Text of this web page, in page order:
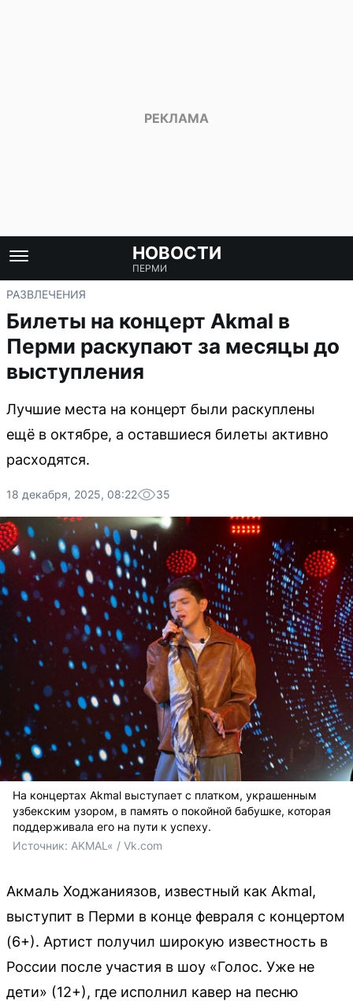
НОВОСТИ
ПЕРМИ
РАЗВЛЕЧЕНИЯ
Билеты на концерт Akmal в
Перми раскупают за месяцы до
выступления
Лучшие места на концерт были раскуплены
ещё в октябре, а оставшиеся билеты активно
расходятся.
18 декабря, 2025, 08:22 35
На концертах Akmal выступает с платком, украшенным
узбекским узором, в память о покойной бабушке, которая
поддерживала его на пути к успеху.
Источник: AKMAL« / Vk.com
Акмаль Ходжаниязов, известный как Akmal,
выступит в Перми в конце февраля с концертом
(6+). Артист получил широкую известность в
России после участия в шоу «Голос. Уже не
дети» (12+), где исполнил кавер на песню